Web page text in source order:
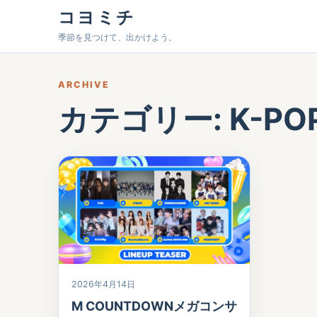
コヨミチ
季節を見つけて、出かけよう。
ARCHIVE
カテゴリー: K-
2026年4月14日
M COUNTDOWNメガコンサ